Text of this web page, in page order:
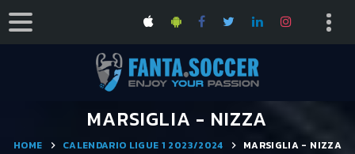
MARSIGLIA - NIZZA
HOME CALENDARIO LIGUE 1 2023/2024 MARSIGLIA - NIZZA